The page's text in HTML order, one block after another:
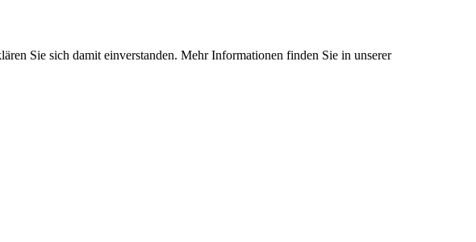
Sie sich damit einverstanden. Mehr Informationen finden Sie in unserer